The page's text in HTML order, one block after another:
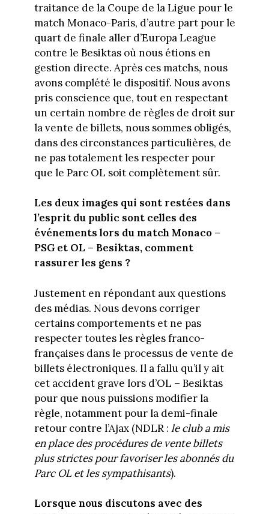
traitance de la Coupe de la Ligue pour le
match Monaco-Paris, d’autre part pour le
quart de finale aller d’Europa League
contre le Besiktas où nous étions en
gestion directe. Après ces matchs, nous
avons complété le dispositif. Nous avons
pris conscience que, tout en respectant
un certain nombre de règles de droit sur
la vente de billets, nous sommes obligés,
dans des circonstances particulières, de
ne pas totalement les respecter pour
que le Parc OL soit complètement sûr.
Les deux images qui sont restées dans
l’esprit du public sont celles des
événements lors du match Monaco –
PSG et OL – Besiktas, comment
rassurer les gens ?
Justement en répondant aux questions
des médias. Nous devons corriger
certains comportements et ne pas
respecter toutes les règles franco-
françaises dans le processus de vente de
billets électroniques. Il a fallu qu’il y ait
cet accident grave lors d’OL – Besiktas
pour que nous puissions modifier la
règle, notamment pour la demi-finale
retour contre l’Ajax (NDLR : le club a mis
en place des procédures de vente billets
plus strictes pour favoriser les abonnés du
Parc OL et les sympathisants).
Lorsque nous discutons avec des